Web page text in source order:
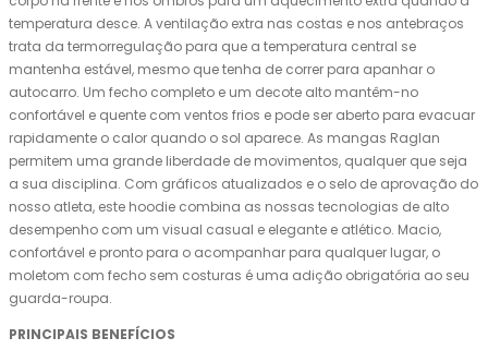
temperatura desce. A ventilação extra nas costas e nos antebraços
trata da termorregulação para que a temperatura central se
mantenha estável, mesmo que tenha de correr para apanhar o
autocarro. Um fecho completo e um decote alto mantêm-no
confortável e quente com ventos frios e pode ser aberto para evacuar
rapidamente o calor quando o sol aparece. As mangas Raglan
permitem uma grande liberdade de movimentos, qualquer que seja
a sua disciplina. Com gráficos atualizados e o selo de aprovação do
nosso atleta, este hoodie combina as nossas tecnologias de alto
desempenho com um visual casual e elegante e atlético. Macio,
confortável e pronto para o acompanhar para qualquer lugar, o
moletom com fecho sem costuras é uma adição obrigatória ao seu
guarda-roupa.
PRINCIPAIS BENEFÍCIOS